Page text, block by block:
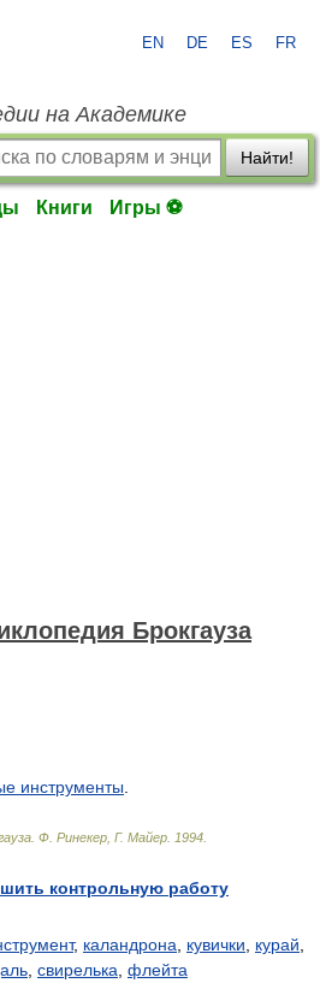
EN DE ES FR
на Академике
Найти!
Книги Игры ⚽
Брокгауза
инструменты
Ф. Ринекер, Г. Майер 1994
контрольную работу
, каландрона кувички курай
свирелька флейта